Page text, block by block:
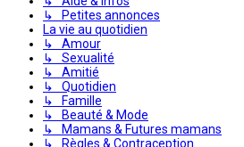
↳ Petites annonces
La vie au quotidien
↳ Amour
↳ Sexualité
↳ Amitié
↳ Quotidien
↳ Famille
↳ Beauté & Mode
↳ Mamans & Futures mamans
↳ Règles & Contraception